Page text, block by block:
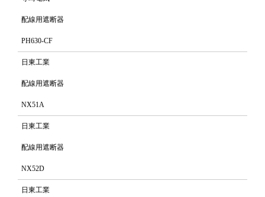
配線用遮断器
PH630-CF
日東工業
配線用遮断器
NX51A
日東工業
配線用遮断器
NX52D
日東工業